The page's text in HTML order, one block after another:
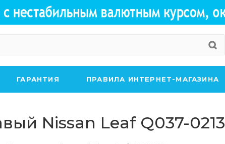
ГАРАНТИЯ ПРАВИЛА ИНТЕРНЕТ-МАГАЗИНА
Nissan Leaf Q037-0213